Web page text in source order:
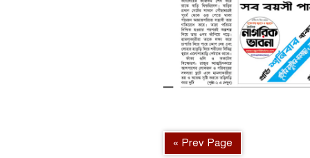
« Prev Page